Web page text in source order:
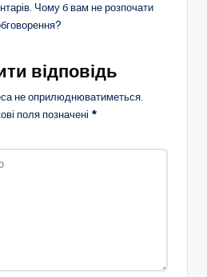
Чому б вам не розпочати
відповідь
не оприлюднюватиметься.
поля позначені *